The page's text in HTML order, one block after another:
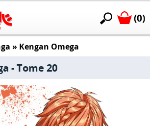
(0)
» Kengan Omega
- Tome 20